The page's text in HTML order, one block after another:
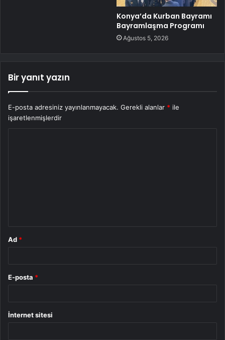
Konya’da Kurban Bayramı
Bayramlaşma Programı
Ağustos 5, 2026
Bir yanıt yazın
E-posta adresiniz yayınlanmayacak. Gerekli alanlar * ile
işaretlenmişlerdir
Ad *
E-posta *
İnternet sitesi